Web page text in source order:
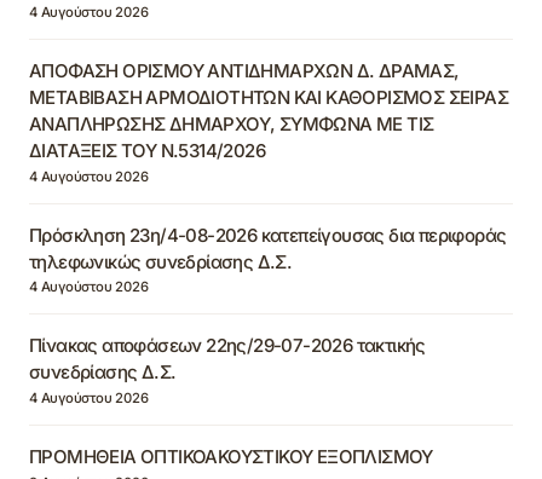
4 Αυγούστου 2026
ΑΠΟΦΑΣΗ ΟΡΙΣΜΟΥ ΑΝΤΙΔΗΜΑΡΧΩΝ Δ. ΔΡΑΜΑΣ,
ΜΕΤΑΒΙΒΑΣΗ ΑΡΜΟΔΙΟΤΗΤΩΝ ΚΑΙ ΚΑΘΟΡΙΣΜΟΣ ΣΕΙΡΑΣ
ΑΝΑΠΛΗΡΩΣΗΣ ΔΗΜΑΡΧΟΥ, ΣΥΜΦΩΝΑ ΜΕ ΤΙΣ
ΔΙΑΤΑΞΕΙΣ ΤΟΥ Ν.5314/2026
4 Αυγούστου 2026
Πρόσκληση 23η/4-08-2026 κατεπείγουσας δια περιφοράς
τηλεφωνικώς συνεδρίασης Δ.Σ.
4 Αυγούστου 2026
Πίνακας αποφάσεων 22ης/29-07-2026 τακτικής
συνεδρίασης Δ.Σ.
4 Αυγούστου 2026
ΠΡΟΜΗΘΕΙΑ ΟΠΤΙΚΟΑΚΟΥΣΤΙΚΟΥ ΕΞΟΠΛΙΣΜΟΥ